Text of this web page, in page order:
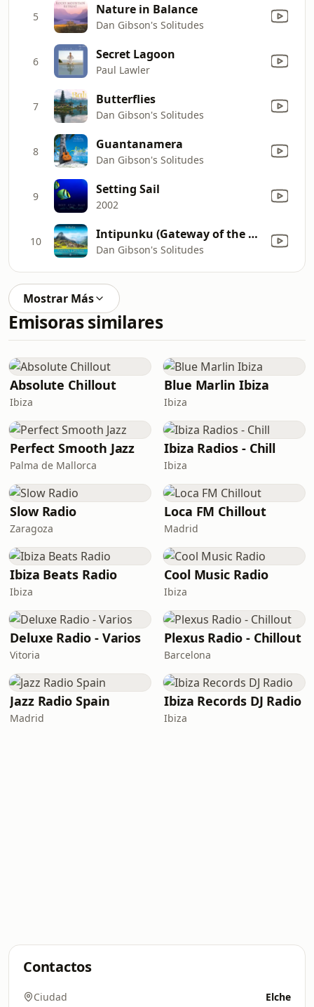
5 Nature in Balance
Dan Gibson's Solitudes
6 Secret Lagoon
Paul Lawler
7 Butterflies
Dan Gibson's Solitudes
8 Guantanamera
Dan Gibson's Solitudes
9 Setting Sail
2002
10 Intipunku (Gateway of the Sun)
Dan Gibson's Solitudes
Mostrar Más
Emisoras similares
Absolute Chillout
Ibiza
Blue Marlin Ibiza
Ibiza
Perfect Smooth Jazz
Palma de Mallorca
Ibiza Radios - Chill
Ibiza
Slow Radio
Zaragoza
Loca FM Chillout
Madrid
Ibiza Beats Radio
Ibiza
Cool Music Radio
Ibiza
Deluxe Radio - Varios
Vitoria
Plexus Radio - Chillout
Barcelona
Jazz Radio Spain
Madrid
Ibiza Records DJ Radio
Ibiza
Contactos
Ciudad Elche